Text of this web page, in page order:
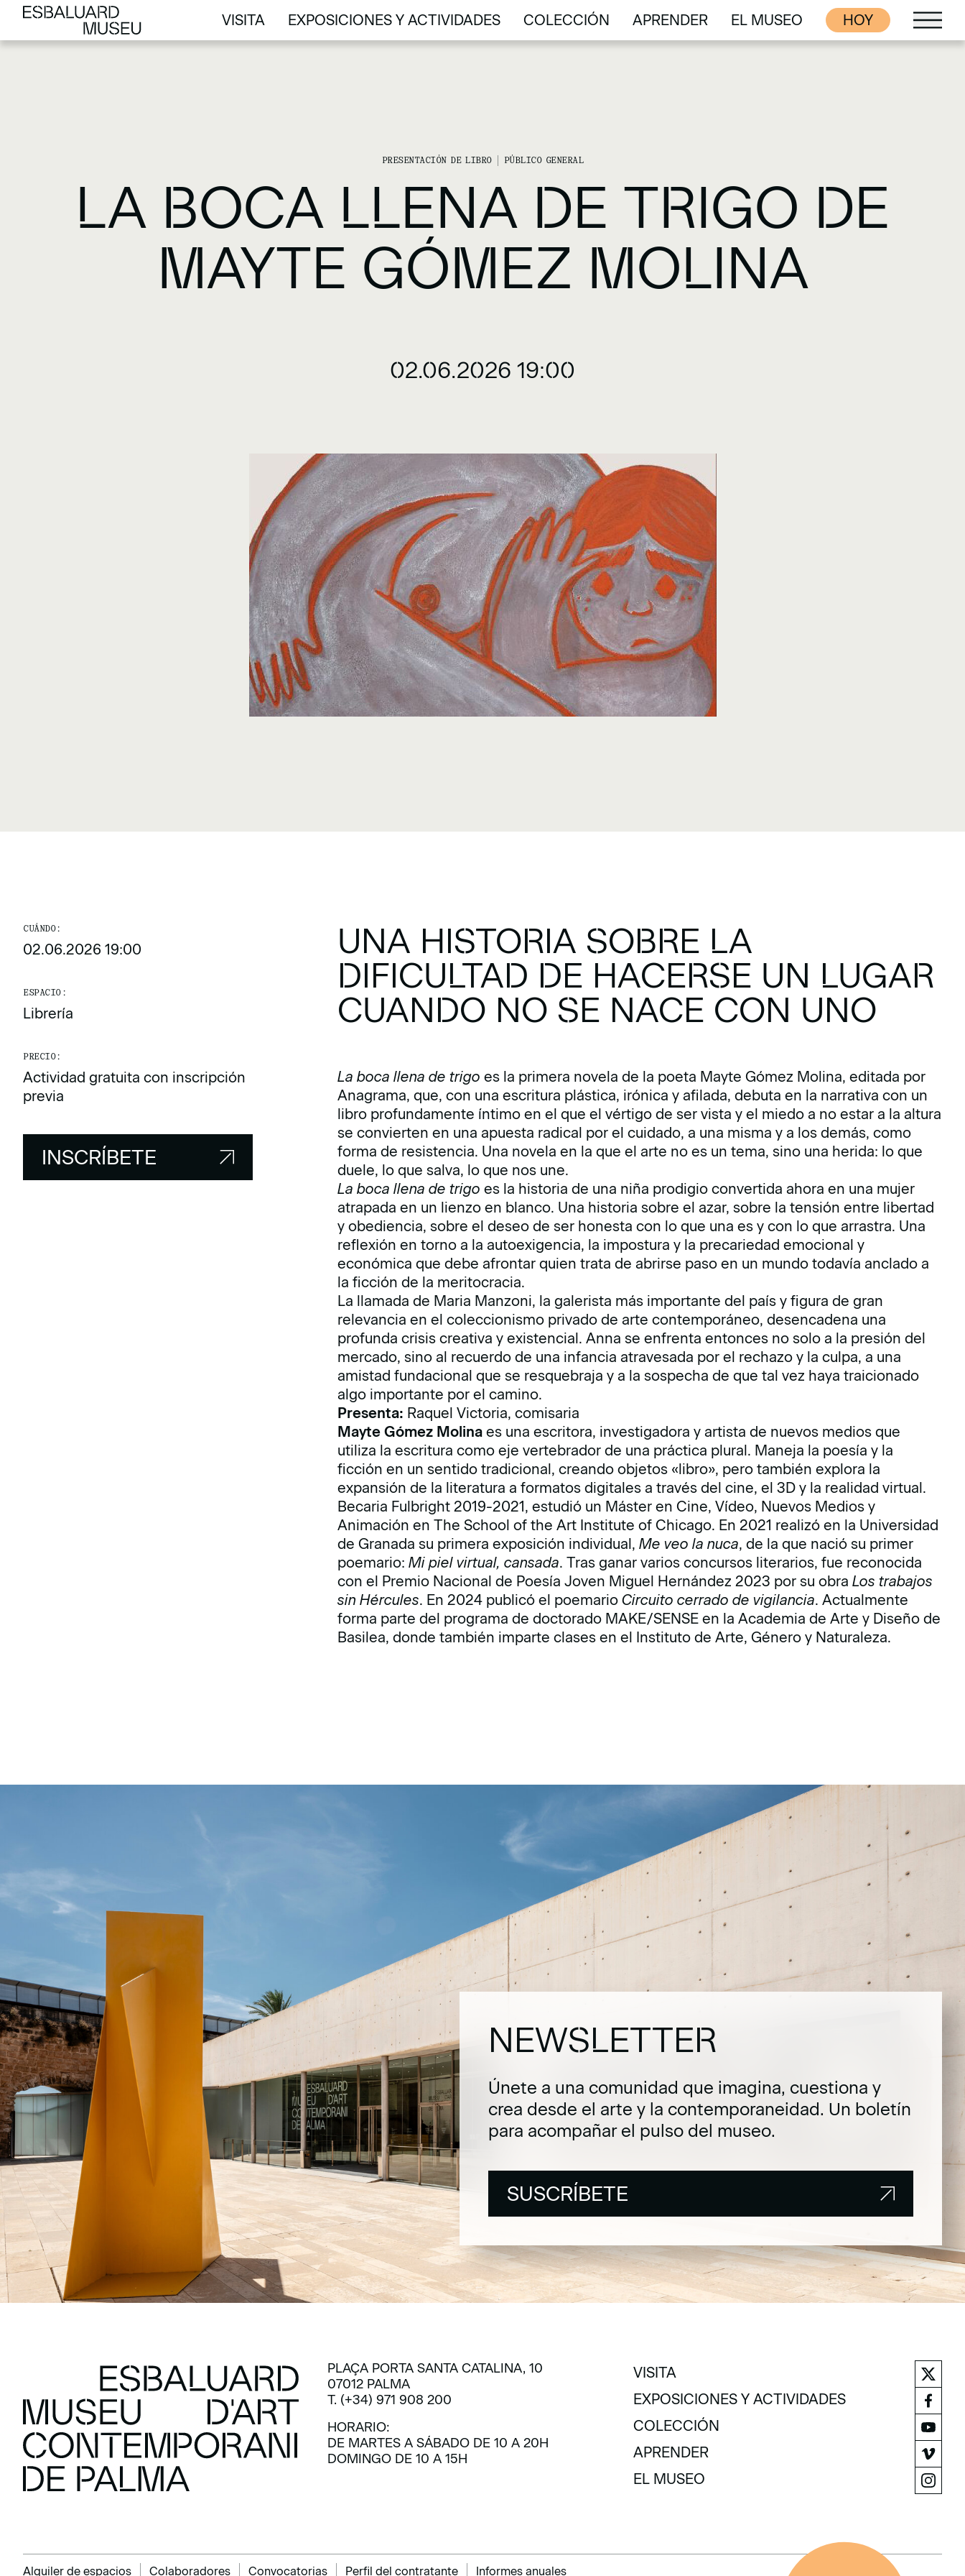
VISITA
VISITA
EXPOSICIONES Y ACTIVIDADES
EXPOSICIONES Y ACTIVIDADES
COLECCIÓN
COLECCIÓN
APRENDER
APRENDER
EL MUSEO
EL MUSEO
HOY
PRESENTACIÓN DE LIBRO PÚBLICO GENERAL
LA BOCA LLENA DE TRIGO DE
MAYTE GÓMEZ MOLINA
02.06.2026 19:00
CUÁNDO:
02.06.2026 19:00
ESPACIO:
Librería
PRECIO:
Actividad gratuita con inscripción
previa
INSCRÍBETE
UNA HISTORIA SOBRE LA
DIFICULTAD DE HACERSE UN LUGAR
CUANDO NO SE NACE CON UNO
La boca llena de trigo es la primera novela de la poeta Mayte Gómez Molina, editada por
Anagrama, que, con una escritura plástica, irónica y afilada, debuta en la narrativa con un
libro profundamente íntimo en el que el vértigo de ser vista y el miedo a no estar a la altura
se convierten en una apuesta radical por el cuidado, a una misma y a los demás, como
forma de resistencia. Una novela en la que el arte no es un tema, sino una herida: lo que
duele, lo que salva, lo que nos une.
La boca llena de trigo es la historia de una niña prodigio convertida ahora en una mujer
atrapada en un lienzo en blanco. Una historia sobre el azar, sobre la tensión entre libertad
y obediencia, sobre el deseo de ser honesta con lo que una es y con lo que arrastra. Una
reflexión en torno a la autoexigencia, la impostura y la precariedad emocional y
económica que debe afrontar quien trata de abrirse paso en un mundo todavía anclado a
la ficción de la meritocracia.
La llamada de Maria Manzoni, la galerista más importante del país y figura de gran
relevancia en el coleccionismo privado de arte contemporáneo, desencadena una
profunda crisis creativa y existencial. Anna se enfrenta entonces no solo a la presión del
mercado, sino al recuerdo de una infancia atravesada por el rechazo y la culpa, a una
amistad fundacional que se resquebraja y a la sospecha de que tal vez haya traicionado
algo importante por el camino.
Presenta: Raquel Victoria, comisaria
Mayte Gómez Molinaes una escritora, investigadora y artista de nuevos medios que
utiliza la escritura como eje vertebrador de una práctica plural. Maneja la poesía y la
ficción en un sentido tradicional, creando objetos «libro», pero también explora la
expansión de la literatura a formatos digitales a través del cine, el 3D y la realidad virtual.
Becaria Fulbright 2019-2021, estudió un Máster en Cine, Vídeo, Nuevos Medios y
Animación en The School of the Art Institute of Chicago. En 2021 realizó en la Universidad
de Granada su primera exposición individual,Me veo la nuca, de la que nació su primer
poemario:Mi piel virtual, cansada. Tras ganar varios concursos literarios, fue reconocida
con el Premio Nacional de Poesía Joven Miguel Hernández 2023 por su obraLos trabajos
sin Hércules. En 2024 publicó el poemarioCircuito cerrado de vigilancia. Actualmente
forma parte del programa de doctorado MAKE/SENSE en la Academia de Arte y Diseño de
Basilea, donde también imparte clases en el Instituto de Arte, Género y Naturaleza.
NEWSLETTER
Únete a una comunidad que imagina, cuestiona y
crea desde el arte y la contemporaneidad. Un boletín
para acompañar el pulso del museo.
SUSCRÍBETE
PLAÇA PORTA SANTA CATALINA, 10
07012 PALMA
T. (+34) 971 908 200
HORARIO:
DE MARTES A SÁBADO DE 10 A 20H
DOMINGO DE 10 A 15H
VISITA
VISITA
EXPOSICIONES Y ACTIVIDADES
EXPOSICIONES Y ACTIVIDADES
COLECCIÓN
COLECCIÓN
APRENDER
APRENDER
EL MUSEO
Alquiler de espacios Colaboradores Convocatorias Perfil del contratante Informes anuales